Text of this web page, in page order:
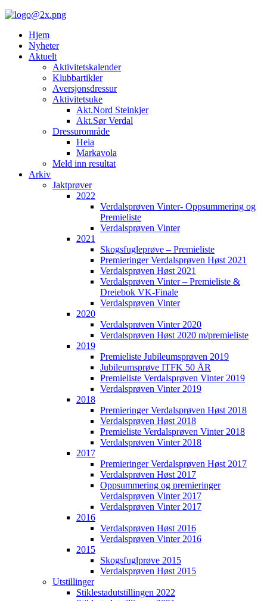
Gå
innholdet
Forstørre
Hold
eller
Inn-
Trøndelag
Fuglehundklubb
Hjem
Nyheter
Aktuelt
Aktivitetskalender
Klubbartikler
Aversjonsdressur
Aktivitetsuke
Akt.Nord Steinkjer
Akt.Sør Verdal
Dressurområde
Heia
Markavola
Meld inn resultat
Arkiv
Jaktprøver
2022
Verdalsprøven Vinter- Oppsummering og
Premieliste
Verdalsprøven Vinter
2021
Skogsfugleprøve – Premieliste
Premieringer Verdalsprøven Høst 2021
Verdalsprøven Høst 2021
Verdalsprøven Vinter – Premieliste &
Dreiebok VK-Finale
Verdalsprøven Vinter
2020
Verdalsprøven Vinter 2020
Verdalsprøven Høst 2020 m/premieliste
2019
Premieliste Jubileumsprøven 2019
Jubileumsprøve ITFK 50 ÅR
Premieliste Verdalsprøven Vinter 2019
Verdalsprøven Vinter 2019
2018
Premieringer Verdalsprøven Høst 2018
Verdalsprøven Høst 2018
Premieliste Verdalsprøven Vinter 2018
Verdalsprøven Vinter 2018
2017
Premieringer Verdalsprøven Høst 2017
Verdalsprøven Høst 2017
Oppsummering og premieringer
Verdalsprøven Vinter 2017
Verdalsprøven Vinter 2017
2016
Verdalsprøven Høst 2016
Verdalsprøven Vinter 2016
2015
Skogsfuglprøve 2015
Verdalsprøven Høst 2015
Utstillinger
Stiklestadutstillingen 2022